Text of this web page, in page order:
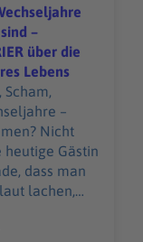
zum Lachen sind
–
über die
Lebens
–
Nicht
heutige Gästin
dass man
lachen,
In ihrer